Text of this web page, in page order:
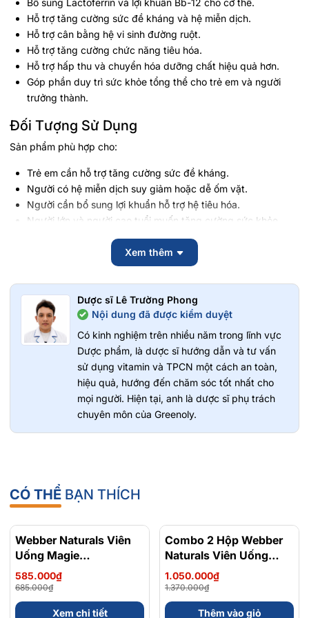
Hỗ trợ tăng cường sức đề kháng và hệ miễn dịch.
Hỗ trợ cân bằng hệ vi sinh đường ruột.
Hỗ trợ tăng cường chức năng tiêu hóa.
Hỗ trợ hấp thu và chuyển hóa dưỡng chất hiệu quả hơn.
Góp phần duy trì sức khỏe tổng thể cho trẻ em và người
trưởng thành.
Đối Tượng Sử Dụng
Sản phẩm phù hợp cho:
Trẻ em cần hỗ trợ tăng cường sức đề kháng.
Người có hệ miễn dịch suy giảm hoặc dễ ốm vặt.
Người cần bổ sung lợi khuẩn hỗ trợ hệ tiêu hóa.
Người lớn và người cao tuổi muốn tăng cường sức khỏe
Người đang trong giai đoạn phục hồi thể trạng.
Hướng Dẫn Sử Dụng
Pha theo hướng dẫn của nhà sản xuất trên bao bì sản
phẩm.
Có thể pha với nước ấm hoặc sử dụng theo hướng dẫn của
chuyên gia dinh dưỡng.
Nên sử dụng đều đặn hằng ngày để đạt hiệu quả tối ưu.
Thực phẩm này không phải là thuốc và không có tác dụng
thay thế thuốc chữa bệnh. Hiệu quả sử dụng tùy thuộc vào cơ địa
Greenoly cam kết cung cấp sản phẩm chính
hãng 100%, có nguồn gốc rõ ràng và an toàn
cho sức khỏe.
📍Địa chỉ: 36 Đường Số 14, Khu Đô Thị Him
Lam, Phường Tân Hưng
📞Hotline tư vấn
: 0902 801 311
🌐
greenoly.vn
contact@greenoly.vn
Xem thêm
Dược sĩ Lê Trường Phong
Nội dung đã được kiểm duyệt
Có kinh nghiệm trên nhiều năm trong lĩnh vực
Dược phẩm, là dược sĩ hướng dẫn và tư vấn
sử dụng vitamin và TPCN một cách an toàn,
hiệu quả, hướng đến chăm sóc tốt nhất cho
mọi người. Hiện tại, anh là dược sĩ phụ trách
chuyên môn của Greenoly.
CÓ THỂ BẠN THÍCH
- 15%
Webber Naturals Viên
Uống Magie
Magnesium
Bisglycinate 200mg -
Chính Ngạch Canada,
585.000₫
685.000₫
Xem chi tiết
- 23%
Combo 2 Hộp Webber
Naturals Viên Uống
Magie Dễ Dàng Hấp
Làm Dịu Nhẹ Cho Hệ
Tiêu Hóa Magnesium
1.050.000₫
1.370.000₫
Thêm vào giỏ